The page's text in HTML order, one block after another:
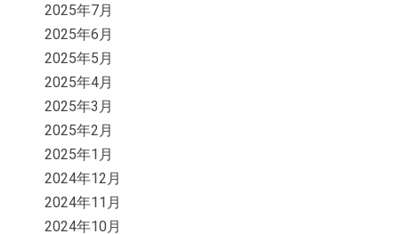
2025年7月
2025年6月
2025年5月
2025年4月
2025年3月
2025年2月
2025年1月
2024年12月
2024年11月
2024年10月